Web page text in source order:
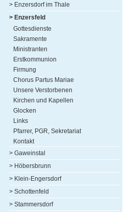
> Enzersdorf im Thale
> Enzersfeld
Gottesdienste
Sakramente
Ministranten
Erstkommunion
Firmung
Chorus Partus Mariae
Unsere Verstorbenen
Kirchen und Kapellen
Glocken
Links
Pfarrer, PGR, Sekretariat
Kontakt
> Gaweinstal
> Höbersbrunn
> Klein-Engersdorf
> Schottenfeld
> Stammersdorf